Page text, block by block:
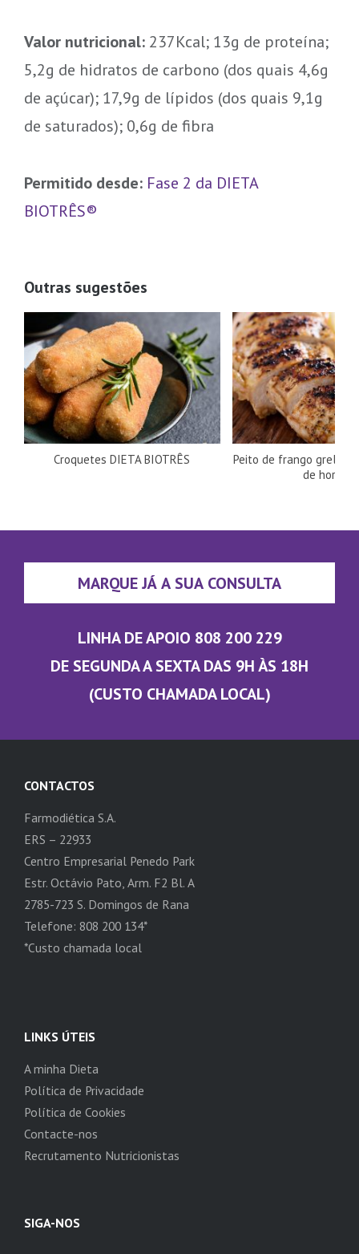
Valor nutricional: 237Kcal; 13g de proteína;
5,2g de hidratos de carbono (dos quais 4,6g
de açúcar); 17,9g de lípidos (dos quais 9,1g
de saturados); 0,6g de fibra
Permitido desde: Fase 2 da DIETA
BIOTRÊS®
Outras sugestões
Croquetes DIETA BIOTRÊS
Peito de frango
de hortelã
MARQUE JÁ A SUA CONSULTA
LINHA DE APOIO 808 200 229
DE SEGUNDA A SEXTA DAS 9H ÀS 18H
(CUSTO CHAMADA LOCAL)
CONTACTOS
Farmodiética S.A.
ERS – 22933
Centro Empresarial Penedo Park
Estr. Octávio Pato, Arm. F2 Bl. A
2785-723 S. Domingos de Rana
Telefone: 808 200 134*
*Custo chamada local
LINKS ÚTEIS
A minha Dieta
Política de Privacidade
Política de Cookies
Contacte-nos
Recrutamento Nutricionistas
SIGA-NOS